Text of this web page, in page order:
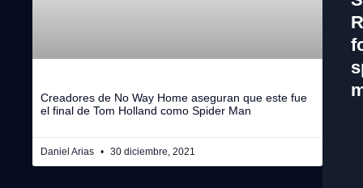
Creadores de No Way Home aseguran que este fue
el final de Tom Holland como Spider Man
Daniel Arias 30 diciembre, 2021